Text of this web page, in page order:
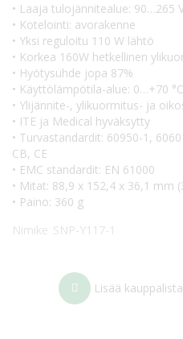
• Laaja tulojännitealue: 90…265
• Kotelointi: avorakenne
• Yksi reguloitu 110 W lähtö
• Korkea 160W hetkellinen
• Hyötysuhde jopa 87%
• Käyttölämpötila-alue: 0…+70 °C
• Ylijännite-, ylikuormitus- ja
• ITE ja Medical hyväksytty
• Turvastandardit: 60950-1,
CB, CE
• EMC standardit: EN 61000
• Mitat: 88,9 x 152,4 x 36,1 mm
• Paino: 360 g
Nimike SNP-Y117-1
Lisää